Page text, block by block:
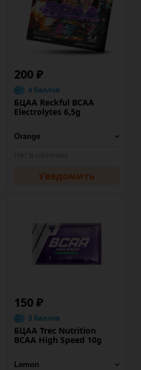
200 ₽
4 баллов
БЦАА Reckful BCAA
Eleсtrolytes 6,5g
Уведомить
150 ₽
3 баллов
БЦАА Trec Nutrition
BCAA High Speed 10g